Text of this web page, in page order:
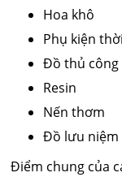
Hoa khô
Phụ kiện
Đồ thủ công
Resin
Nến thơm
Đồ lưu niệm
Điểm chung của